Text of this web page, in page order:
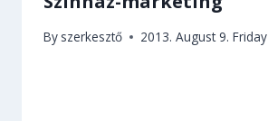
By szerkesztő 2013. August 9. Friday